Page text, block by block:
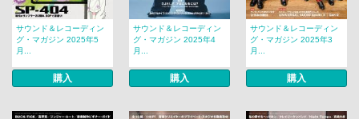
サウンド＆レコーディン
グ・マガジン 2025年5
月...
購入
サウンド＆レコーディン
グ・マガジン 2025年4
月...
購入
サウンド＆レコーディン
グ・マガジン 2025年3
月...
購入